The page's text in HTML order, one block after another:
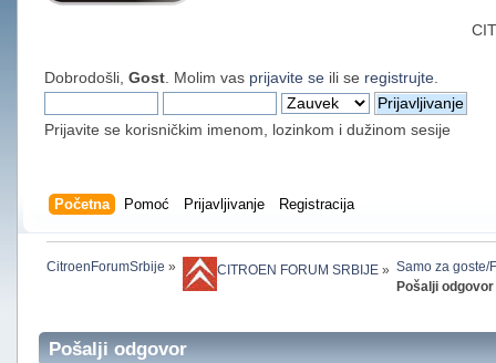
Dobrodošli, Gost. Molim vas prijavite seili se registrujte.
Prijavite se korisničkim imenom, lozinkom i dužinom sesije
Početna Pomoć Prijavljivanje Registracija
CitroenForumSrbije » CITROEN FORUM SRBIJE » Samo za goste/
Pošalji
Pošalji odgovor